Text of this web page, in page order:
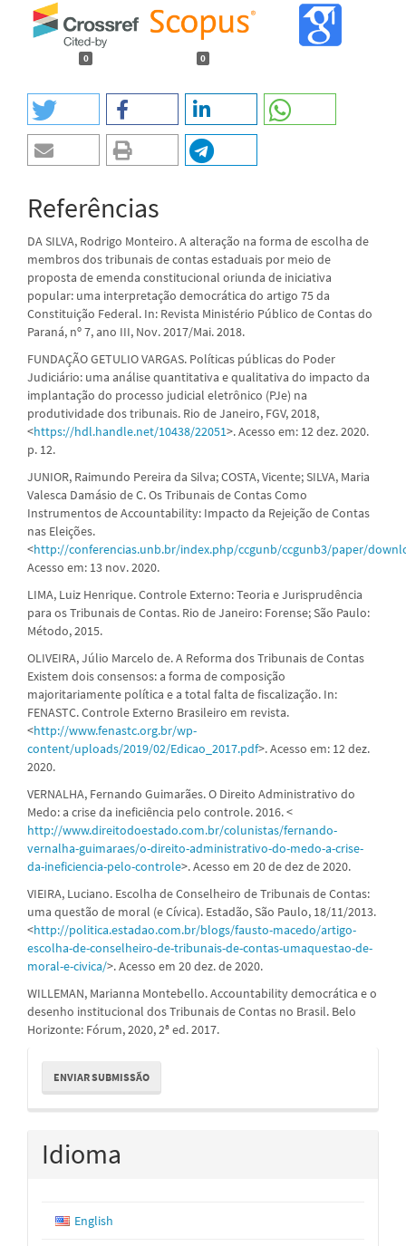
0 0
Referências
DA SILVA, Rodrigo Monteiro. A alteração na forma de escolha de
membros dos tribunais de contas estaduais por meio de
proposta de emenda constitucional oriunda de iniciativa
popular: uma interpretação democrática do artigo 75 da
Constituição Federal. In: Revista Ministério Público de Contas do
Paraná, nº 7, ano III, Nov. 2017/Mai. 2018.
FUNDAÇÃO GETULIO VARGAS. Políticas públicas do Poder
Judiciário: uma análise quantitativa e qualitativa do impacto da
implantação do processo judicial eletrônico (PJe) na
produtividade dos tribunais. Rio de Janeiro, FGV, 2018,
<https://hdl.handle.net/10438/22051>. Acesso em: 12 dez. 2020.
p. 12.
JUNIOR, Raimundo Pereira da Silva; COSTA, Vicente; SILVA, Maria
Valesca Damásio de C. Os Tribunais de Contas Como
Instrumentos de Accountability: Impacto da Rejeição de Contas
nas Eleições.
<http://conferencias.unb.br/index.php/ccgunb/ccgunb3/paper/
Acesso em: 13 nov. 2020.
LIMA, Luiz Henrique. Controle Externo: Teoria e Jurisprudência
para os Tribunais de Contas. Rio de Janeiro: Forense; São Paulo:
Método, 2015.
OLIVEIRA, Júlio Marcelo de. A Reforma dos Tribunais de Contas
Existem dois consensos: a forma de composição
majoritariamente política e a total falta de fiscalização. In:
FENASTC. Controle Externo Brasileiro em revista.
<http://www.fenastc.org.br/wp-
content/uploads/2019/02/Edicao_2017.pdf>. Acesso em: 12 dez.
2020.
VERNALHA, Fernando Guimarães. O Direito Administrativo do
Medo: a crise da ineficiência pelo controle. 2016. <
http://www.direitodoestado.com.br/colunistas/fernando-
vernalha-guimaraes/o-direito-administrativo-do-medo-a-crise-
da-ineficiencia-pelo-controle>. Acesso em 20 de dez de 2020.
VIEIRA, Luciano. Escolha de Conselheiro de Tribunais de Contas:
uma questão de moral (e Cívica). Estadão, São Paulo, 18/11/2013.
<http://politica.estadao.com.br/blogs/fausto-macedo/artigo-
escolha-de-conselheiro-de-tribunais-de-contas-umaquestao-de-
moral-e-civica/>. Acesso em 20 dez. de 2020.
WILLEMAN, Marianna Montebello. Accountability democrática e o
desenho institucional dos Tribunais de Contas no Brasil. Belo
Horizonte: Fórum, 2020, 2ª ed. 2017.
Enviar
Submissão
ENVIAR SUBMISSÃO
Idioma
English